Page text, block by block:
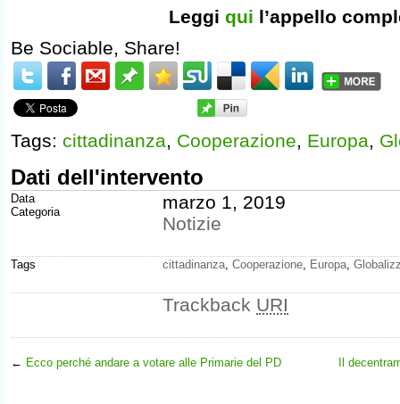
Leggi qui l’appello
Be Sociable, Share!
Tags: cittadinanza, Cooperazione, Europa,
Dati dell'intervento
Data
Categoria
marzo 1, 2019
Notizie
Tags cittadinanza Cooperazione Europa
Trackback URI
← Ecco perché andare a votare alle Primarie del PD Il